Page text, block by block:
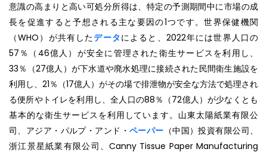
意識の高まりと高い可処分所得は、特定の予測期間中に市場の成
長を促進すると予想される主な要因の1つです。世界保健機関
（WHO）が共有したデータ によると、2022年には世界人口の
57％（46億人）が安全に管理された衛生サービスを利用し、
33％（27億人）が下水道や廃水処理に接続された民間衛生施設を
利用し、21％（17億人）がその場で排泄物が安全な方法で処理され
る便所やトイレを利用し、全人口の88％（72億人）が少なくとも
基本的な衛生サービスを利用しています。山東太陽紙業有限公
司、アジア・パルプ・アンド・ ペーパー （中国）投資有限公司、
浙江景星紙業有限公司、Canny Tissue Paper Manufacturing